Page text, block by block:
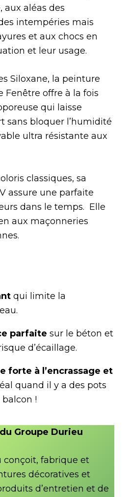
aléas des
intempéries mais
et aux chocs en
et leur usage.
Siloxane, la peinture
Fenêtre offre à la fois
qui laisse
sans bloquer l’humidité
ultra résistante aux
classiques, sa
assure une parfaite
dans le temps. Elle
aux maçonneries
qui limite la
parfaite sur le béton et
d’écaillage.
forte à l’encrassage et
quand il y a des pots
!
Groupe Durieu
conçoit, fabrique et
décoratives et
d’entretien et de